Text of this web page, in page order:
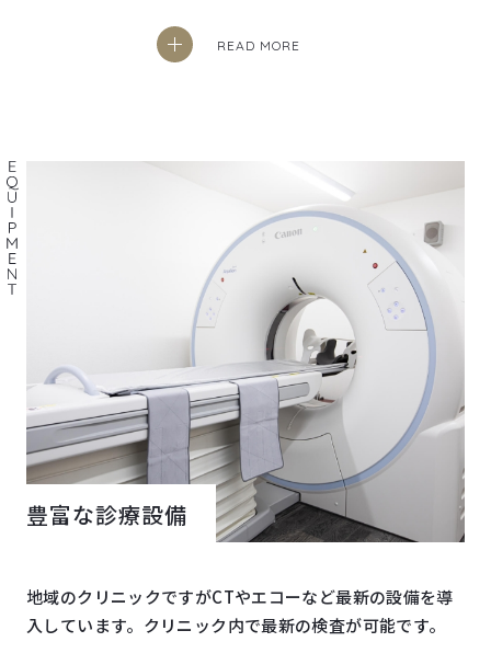
READ MORE
豊富な診療設備
地域のクリニックですがCTやエコーなど最新の設備を導
入しています。クリニック内で最新の検査が可能です。